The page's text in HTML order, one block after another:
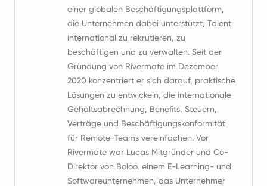
einer globalen Beschäftigungsplattform,
die Unternehmen dabei unterstützt, Talent
international zu rekrutieren, zu
beschäftigen und zu verwalten. Seit der
Gründung von Rivermate im Dezember
2020 konzentriert er sich darauf, praktische
Lösungen zu entwickeln, die internationale
Gehaltsabrechnung, Benefits, Steuern,
Verträge und Beschäftigungskonformität
für Remote-Teams vereinfachen. Vor
Rivermate war Lucas Mitgründer und Co-
Direktor von Boloo, einem E-Learning- und
Softwareunternehmen, das Unternehmer